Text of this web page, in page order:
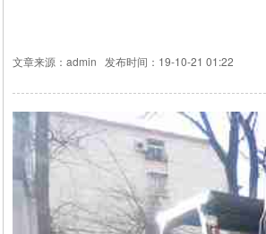
文章来源：admin 发布时间：19-10-21 01:22